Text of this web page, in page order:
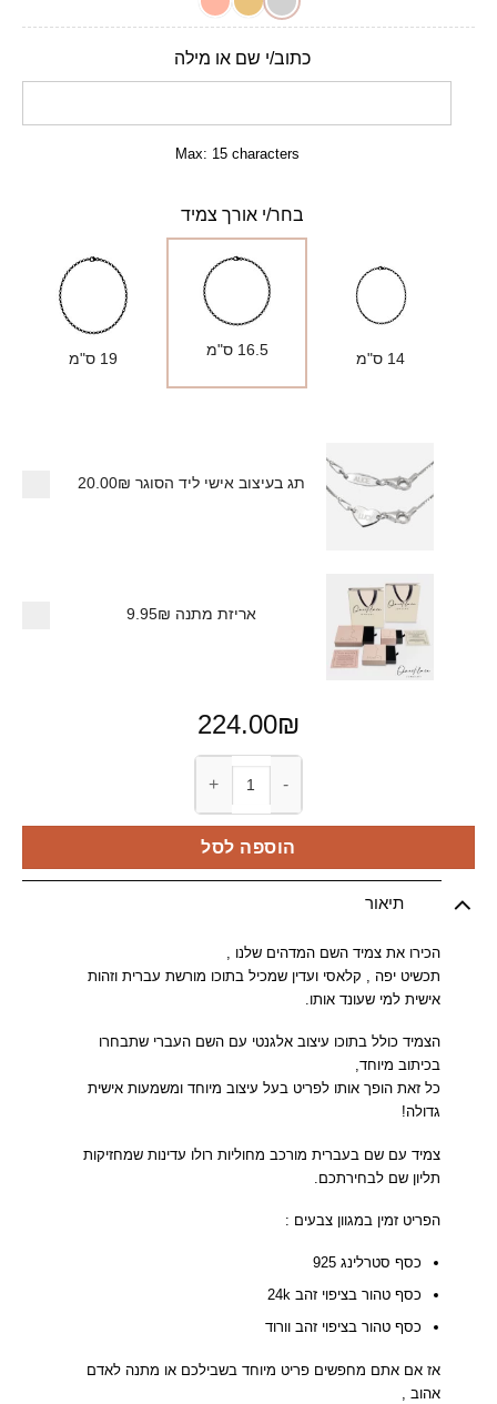
כתוב/י שם או מילה
Max: 15 characters
בחר/י אורך צמיד
14 ס"מ 16.5 ס"מ 19 ס"מ
תג בעיצוב אישי ליד הסוגר 20.00₪
אריזת מתנה 9.95₪
224.00₪
כמות של צמיד עם שם בעברית
הוספה לסל
תיאור
הכירו את צמיד השם המדהים שלנו ,
תכשיט יפה , קלאסי ועדין שמכיל בתוכו מורשת עברית וזהות
אישית למי שעונד אותו.
הצמיד כולל בתוכו עיצוב אלגנטי עם השם העברי שתבחרו
בכיתוב מיוחד,
כל זאת הופך אותו לפריט בעל עיצוב מיוחד ומשמעות אישית
גדולה!
צמיד עם שם בעברית מורכב מחוליות רולו עדינות שמחזיקות
תליון שם לבחירתכם.
הפריט זמין במגוון צבעים :
כסף סטרלינג 925
כסף טהור בציפוי זהב 24k
כסף טהור בציפוי זהב וורוד
אז אם אתם מחפשים פריט מיוחד בשבילכם או מתנה לאדם
אהוב ,